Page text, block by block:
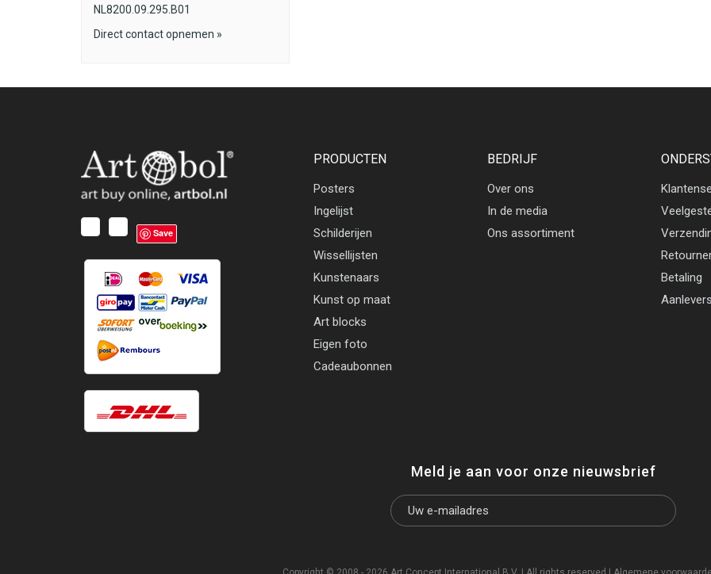
NL8200.09.295.B01
Direct contact opnemen »
Save
PRODUCTEN
Posters
Ingelijst
Schilderijen
Wissellijsten
Kunstenaars
Kunst op maat
Art blocks
Eigen foto
Cadeaubonnen
BEDRIJF
Over ons
In de media
Ons assortiment
Betaling
Meld je aan voor onze nieuwsbrief